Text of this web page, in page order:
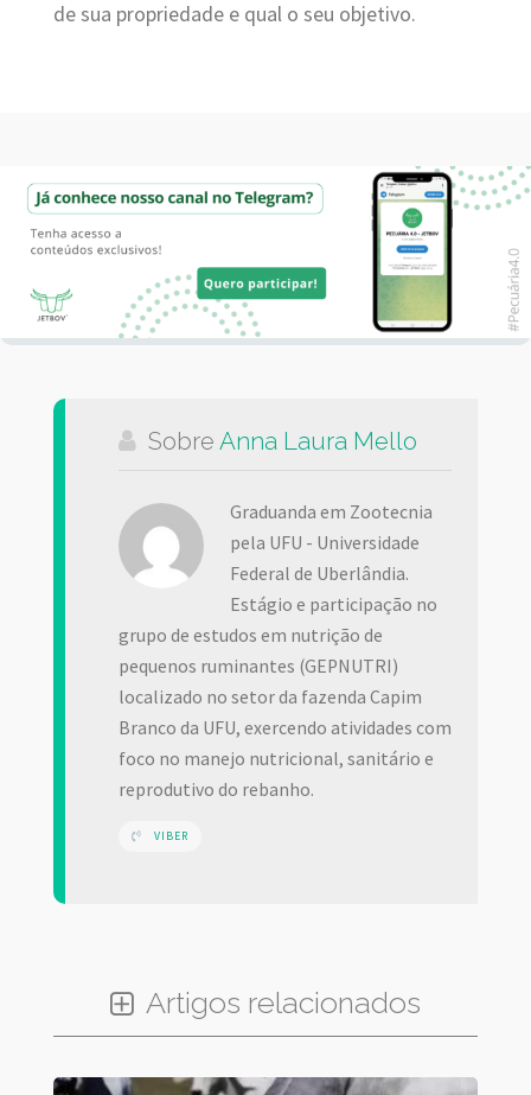
de sua propriedade e qual o seu objetivo.
Sobre Anna Laura Mello
Graduanda em Zootecnia
pela UFU - Universidade
Federal de Uberlândia.
Estágio e participação no
grupo de estudos em nutrição de
pequenos ruminantes (GEPNUTRI)
localizado no setor da fazenda Capim
Branco da UFU, exercendo atividades com
foco no manejo nutricional, sanitário e
reprodutivo do rebanho.
VIBER
Artigos relacionados